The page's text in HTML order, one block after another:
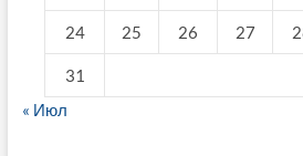
24 25 26 27
31
« Июл